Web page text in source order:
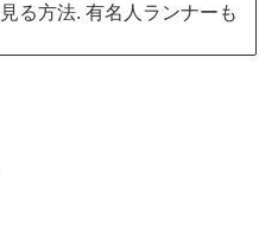
る方法. 有名人ランナーも